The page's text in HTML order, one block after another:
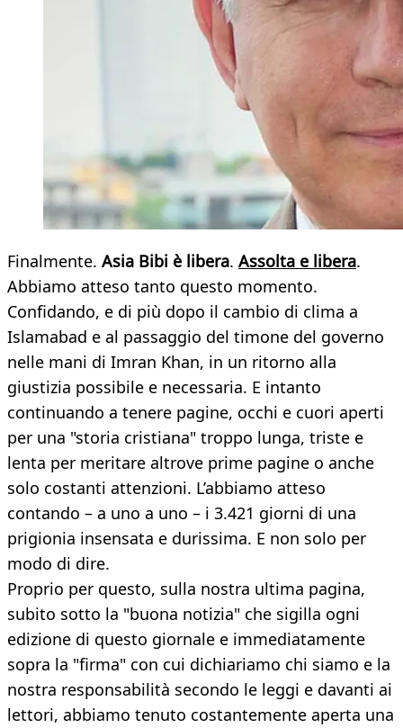
Finalmente. Asia Bibi è libera. Assolta e libera.
Abbiamo atteso tanto questo momento.
Confidando, e di più dopo il cambio di clima a
Islamabad e al passaggio del timone del governo
nelle mani di Imran Khan, in un ritorno alla
giustizia possibile e necessaria. E intanto
continuando a tenere pagine, occhi e cuori aperti
per una "storia cristiana" troppo lunga, triste e
lenta per meritare altrove prime pagine o anche
solo costanti attenzioni. L’abbiamo atteso
contando – a uno a uno – i 3.421 giorni di una
prigionia insensata e durissima. E non solo per
modo di dire.
Proprio per questo, sulla nostra ultima pagina,
subito sotto la "buona notizia" che sigilla ogni
edizione di questo giornale e immediatamente
sopra la "firma" con cui dichiariamo chi siamo e la
nostra responsabilità secondo le leggi e davanti ai
lettori, abbiamo tenuto costantemente aperta una